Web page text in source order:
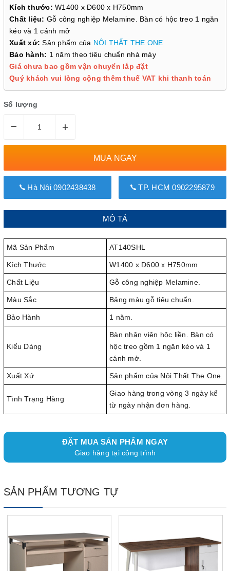
Kích thước: W1400 x D600 x H750mm
Chất liệu: Gỗ công nghiệp Melamine. Bàn có hộc treo 1 ngăn
kéo và 1 cánh mở
Xuất xứ: Sản phẩm của NỘI THẤT THE ONE
Bảo hành: 1 năm theo tiêu chuẩn nhà máy
Giá chưa bao gồm vận chuyển lắp đặt
Quý khách vui lòng cộng thêm thuế VAT khi thanh toán
Số lượng
– +
MUA NGAY
Hà Nội 0902438438 TP. HCM 0902295879
MÔ TẢ
Mã Sản Phẩm AT140SHL
Kích Thước W1400 x D600 x H750mm
Chất Liệu Gỗ công nghiệp Melamine.
Màu Sắc Bảng màu gỗ tiêu chuẩn.
Bảo Hành 1 năm.
Kiểu Dáng
Bàn nhân viên hộc liền. Bàn có
hộc treo gồm 1 ngăn kéo và 1
cánh mở.
Xuất Xứ Sản phẩm của Nội Thất The One.
Tình Trạng Hàng
Giao hàng trong vòng 3 ngày kể
từ ngày nhận đơn hàng.
ĐẶT MUA SẢN PHẨM NGAY
Giao hàng tại công trình
SẢN PHẨM TƯƠNG TỰ